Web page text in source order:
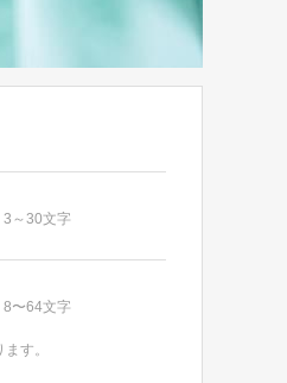
～30文字
〜64文字
す。